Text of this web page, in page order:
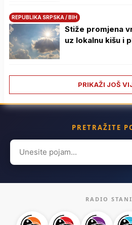
REPUBLIKA SRPSKA / BIH
Stiže promjena
uz lokalnu kišu i
PRIKAŽI JOŠ
PRETRAŽITE
Search
for:
RADIO